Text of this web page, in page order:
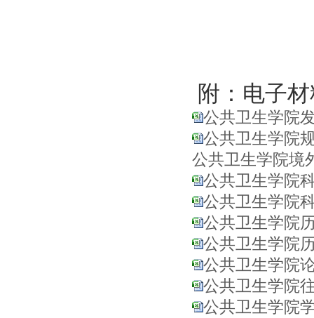
附：电子
公共卫生学院
公共卫生学院
公共卫生学院境
公共卫生学院
公共卫生学院
公共卫生学院
公共卫生学院
公共卫生学院
公共卫生学院
公共卫生学院